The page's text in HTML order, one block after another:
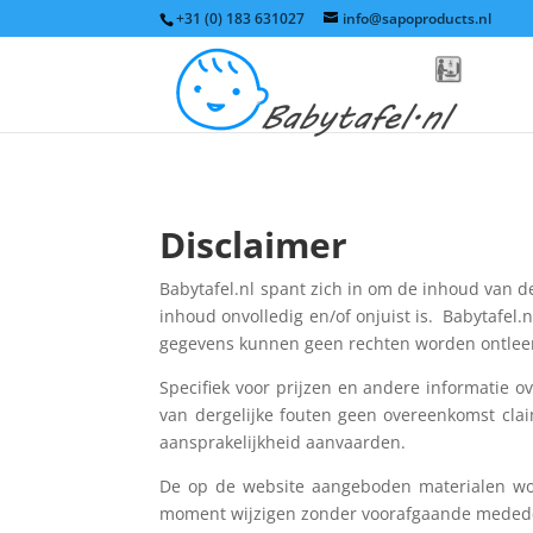
+31 (0) 183 631027 info@sapoproducts.nl
Disclaimer
Babytafel.nl spant zich in om de inhoud van
inhoud onvolledig en/of onjuist is.
gegevens kunnen geen rechten worden
Specifiek voor prijzen en andere informatie
van dergelijke fouten geen overeenkomst
aansprakelijkheid aanvaarden.
De op de website aangeboden materialen
moment wijzigen zonder voorafgaande